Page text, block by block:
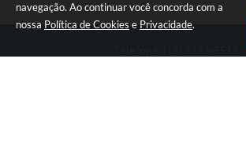
navegação. Ao continuar você concorda com a
nossa Política de Cookies e Privacidade.